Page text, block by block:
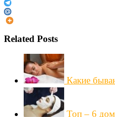
Related Posts
Какие
Топ – 6